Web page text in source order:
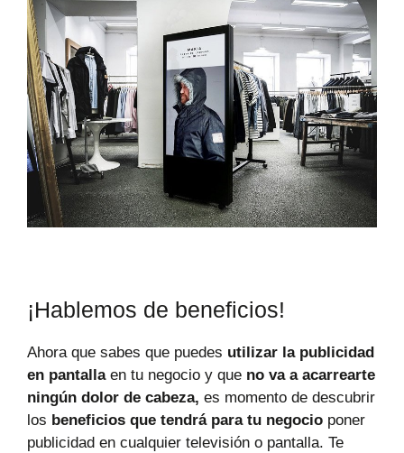
¡Hablemos de beneficios!
Ahora que sabes que puedes utilizar la publicidad
en pantallaen tu negocio y que no va a acarrearte
ningún dolor de cabeza, es momento de descubrir
los beneficios que tendrá para tu negocio poner
publicidad en cualquier televisión o pantalla. Te